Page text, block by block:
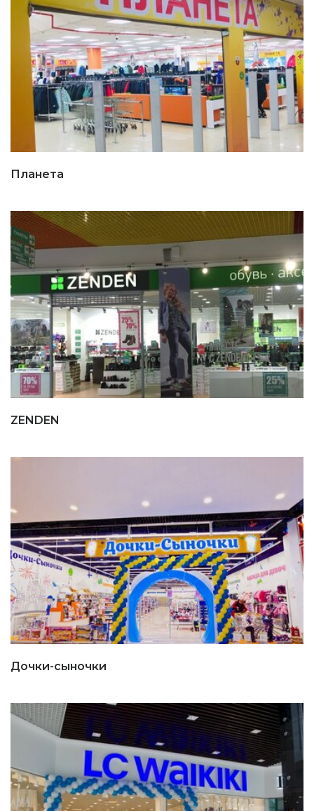
Планета
ZENDEN
Дочки-сыночки